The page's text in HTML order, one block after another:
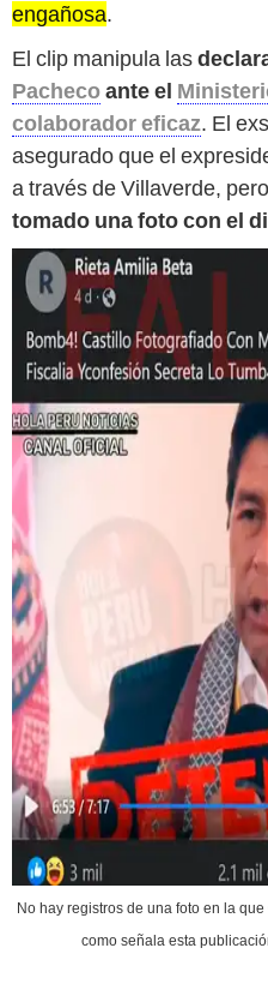
engañosa.
El clip manipula las
Pachecoante el
colaborador eficaz. El
asegurado que el
a través de Villaverde, pero
tomado una foto con el
No hay registros de una foto en la
como señala esta